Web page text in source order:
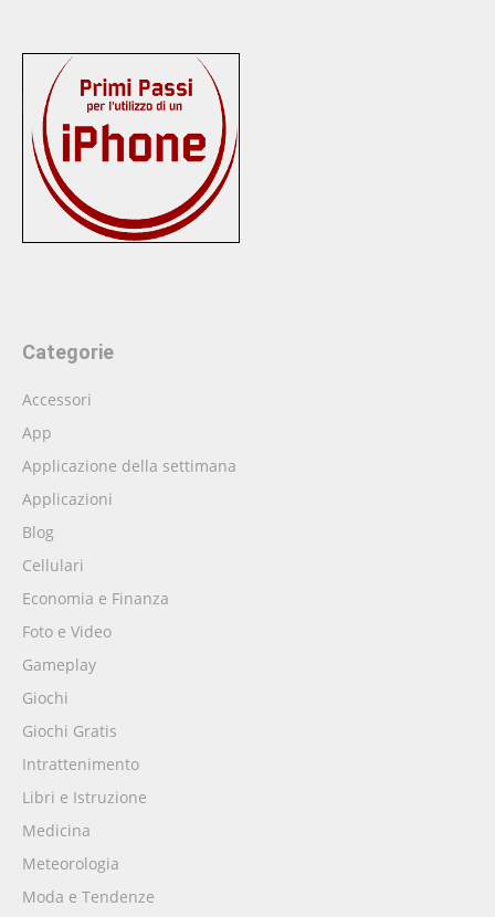
Categorie
Accessori
App
Applicazione della settimana
Applicazioni
Blog
Cellulari
Economia e Finanza
Foto e Video
Gameplay
Giochi
Giochi Gratis
Intrattenimento
Libri e Istruzione
Medicina
Meteorologia
Moda e Tendenze